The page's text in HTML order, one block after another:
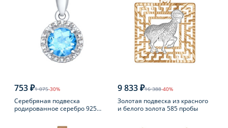
753 ₽1 075-30%
Серебряная подвеска
родированное серебро 925
9 833 ₽16 388-40%
Золотая подвеска из красного
и белого золота 585 пробы